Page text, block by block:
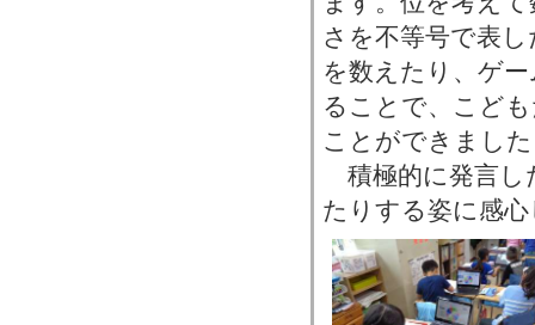
さを不等号で表
を数えたり、ゲ
ることで、こど
ことができまし
積極的に発言し
たりする姿に感